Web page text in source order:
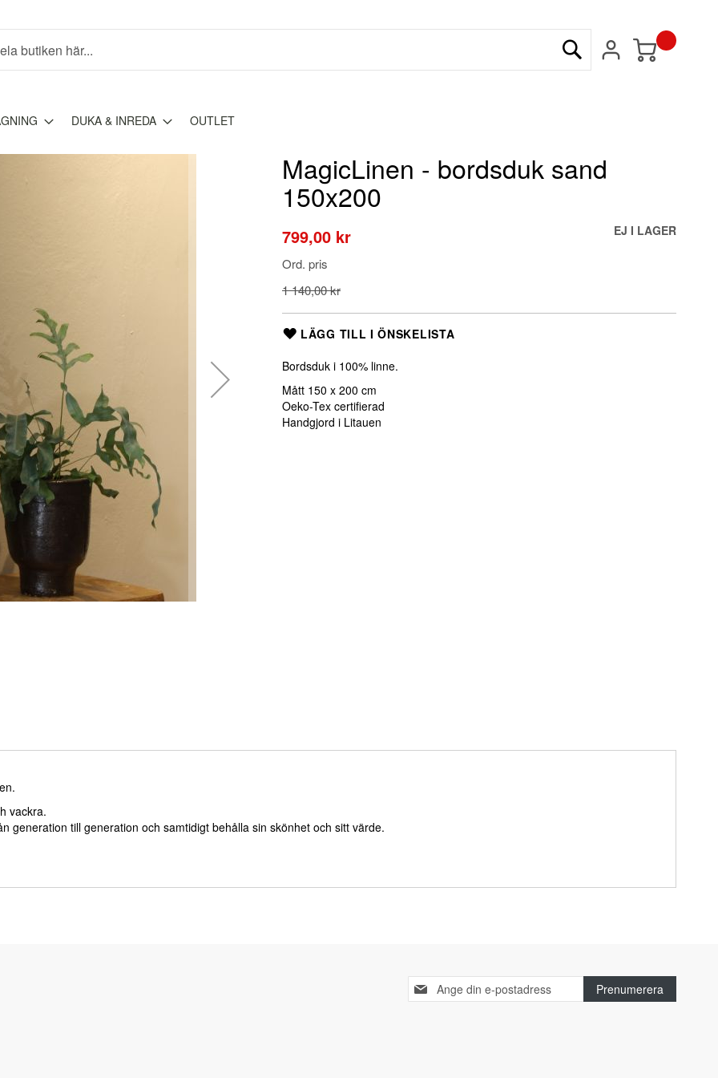
Min kundvagn
DUKA & INREDA OUTLET
MagicLinen - bordsduk sand
150x200
Special
Price
799,00 kr
Ord. pris
1 140,00 kr
EJ I LAGER
LÄGG TILL I ÖNSKELISTA
Bordsduk i 100% linne.
Mått 150 x 200 cm
Oeko-Tex certifierad
Handgjord i Litauen
vackra.
generation till generation och samtidigt behålla sin skönhet och sitt värde.
Sign
Up
Prenumerera